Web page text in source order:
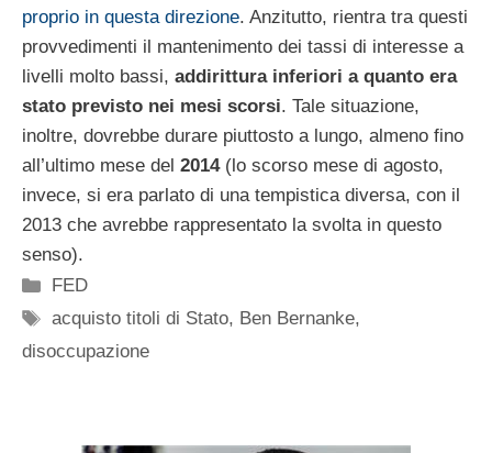
proprio in questa direzione. Anzitutto, rientra tra questi
provvedimenti il mantenimento dei tassi di interesse a
livelli molto bassi, addirittura inferiori a quanto era
stato previsto nei mesi scorsi. Tale situazione,
inoltre, dovrebbe durare piuttosto a lungo, almeno fino
all’ultimo mese del 2014(lo scorso mese di agosto,
invece, si era parlato di una tempistica diversa, con il
2013 che avrebbe rappresentato la svolta in questo
senso).
Categorie
FED
Tag
acquisto titoli di Stato, Ben Bernanke,
disoccupazione